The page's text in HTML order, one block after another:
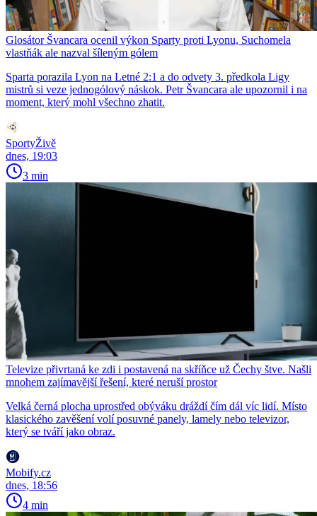
Glosátor Švancara ocenil výkon Sparty proti Lyonu, Suchomela
vlastňák ale nazval šíleným gólem
Sparta porazila Lyon na Letné 2:1 a do odvety 3. předkola Ligy
mistrů si veze jednogólový náskok. Petr Švancara ale upozornil i na
moment, který mohl všechno zhatit.
SportyŽivě
dnes, 19:03
3 min
Televize přivrtaná ke zdi i postavená na skříňce už Čechy štve. Našli
mnohem zajímavější řešení, které neruší prostor
Velká černá plocha uprostřed obýváku dráždí čím dál víc lidí. Místo
klasického zavěšení volí posuvné panely, lamely nebo televizor,
který se tváří jako obraz.
Mobify.cz
dnes, 18:56
4 min